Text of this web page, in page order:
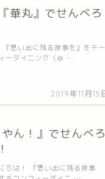
華丸』でせんべろ
2019年11月15
思い出に残る食事を』をテー
ーダイニング（＠ …
ん！』でせんべろ
は！ 『思い出に残る食事